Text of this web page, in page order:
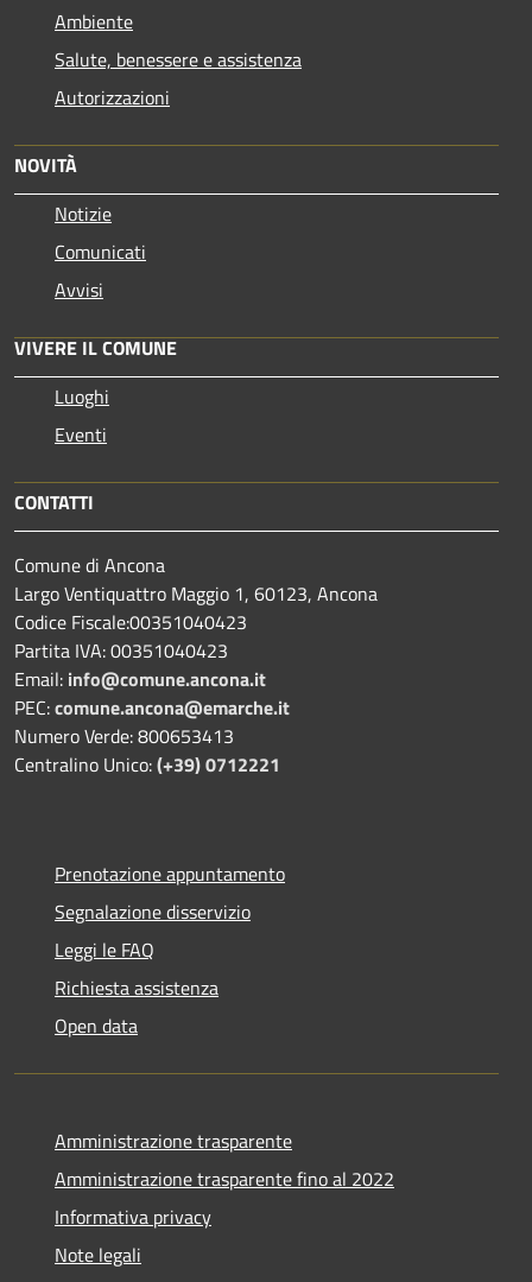
Ambiente
Salute, benessere e assistenza
Autorizzazioni
NOVITÀ
Notizie
Comunicati
Avvisi
VIVERE IL COMUNE
Luoghi
Eventi
CONTATTI
Comune di Ancona
Largo Ventiquattro Maggio 1, 60123, Ancona
Codice Fiscale:00351040423
Partita IVA: 00351040423
Email: info@comune.ancona.it
PEC:comune.ancona@emarche.it
Numero Verde: 800653413
Centralino Unico:(+39) 0712221
Prenotazione appuntamento
Segnalazione disservizio
Leggi le FAQ
Richiesta assistenza
Open data
Amministrazione trasparente
Amministrazione trasparente fino al 2022
Informativa privacy
Note legali